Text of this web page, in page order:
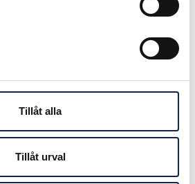
Tillåt alla
Tillåt urval
bestått av: Jens Assur,
Linda Lengstrand, Jan-
Ola Olsson och